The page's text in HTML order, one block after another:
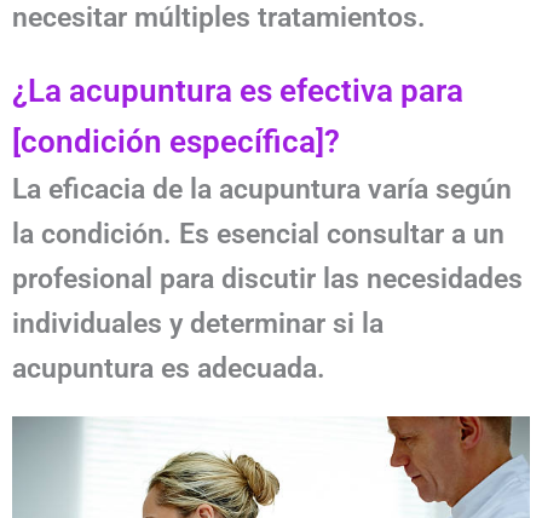
necesitar múltiples tratamientos.
¿La acupuntura es efectiva para
[condición específica]?
La eficacia de la acupuntura varía según
la condición. Es esencial consultar a un
profesional para discutir las necesidades
individuales y determinar si la
acupuntura es adecuada.